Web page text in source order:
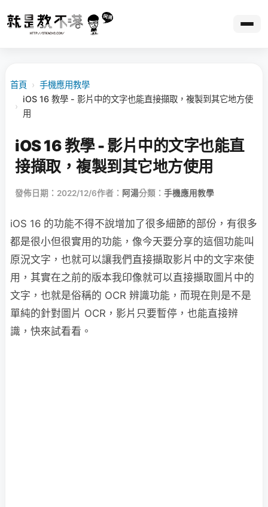
首頁 › 手機應用教學
›
iOS 16 教學 - 影片中的文字也能直接擷取，複製到其它地方使
用
iOS 16 教學 - 影片中的文字也能直
接擷取，複製到其它地方使用
發佈日期：2022/12/6作者： 阿湯分類： 手機應用教學
iOS 16 的功能不得不說增加了很多細節的部份，有很多
都是很小但很實用的功能，像今天要分享的這個功能叫
原況文字，也就可以讓我們直接擷取影片中的文字來使
用，其實在之前的版本我印像就可以直接擷取圖片中的
文字，也就是俗稱的 OCR 辨識功能，而現在則是不是
單純的針對圖片 OCR，影片只要暫停，也能直接辨
識，快來試看看。